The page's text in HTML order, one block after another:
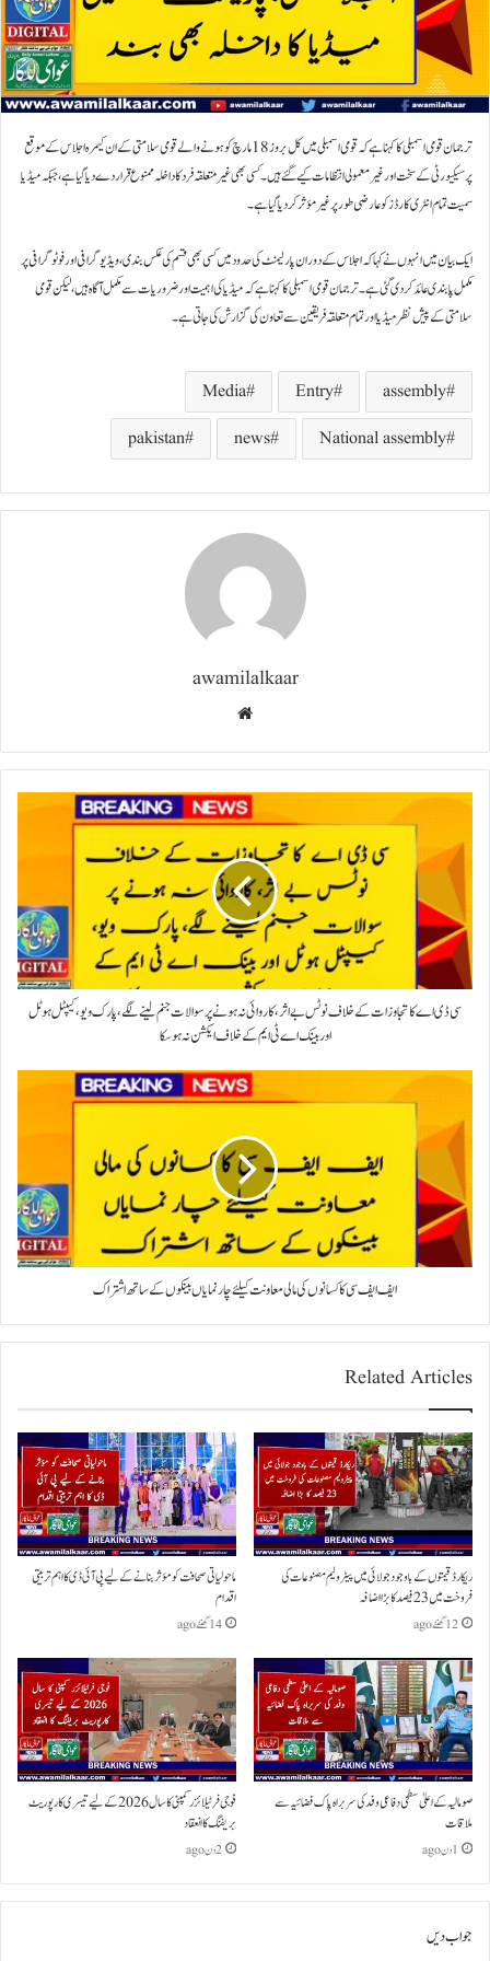
ترجمان قومی اسمبلی کا کہنا ہے کہ قومی اسمبلی میں کل بروز 18 مارچ کو ہونے والے قومی سلامتی کے ان کیمرہ اجلاس کے موقع
پر سیکیورٹی کے سخت اور غیر معمولی انتظامات کیے گئے ہیں۔ کسی بھی غیر متعلقہ فرد کا داخلہ ممنوع قرار دے دیا گیا ہے، جبکہ میڈیا
سمیت تمام انٹری کارڈز کو عارضی طور پر غیر مؤثر کر دیا گیا ہے۔
ایک بیان میں انہوں نے کہا کہ اجلاس کے دوران پارلیمنٹ کی حدود میں کسی بھی قسم کی عکس بندی، ویڈیو گرافی اور فوٹو گرافی پر
مکمل پابندی عائد کر دی گئی ہے۔ترجمان قومی اسمبلی کا کہنا ہے کہ میڈیا کی اہمیت اور ضروریات سے مکمل آگاہ ہیں، لیکن قومی
سلامتی کے پیش نظر میڈیا اور تمام متعلقہ فریقین سے تعاون کی گزارش کی جاتی ہے۔
assembly
Entry
Media
National assembly
news
pakistan
awamilalkaar
سی ڈی اے کا تجاوزات کے خلاف نوٹس بے اثر، کاروائی نہ ہونے پر سوالات جنم لینے لگے، پارک ویو، کیپٹل ہوٹل
اور بینک اے ٹی ایم کے خلاف ایکشن نہ ہو سکا
ایف ایف سی کا کسانوں کی مالی معاونت کیلئے چار نمایاں بینکوں کے ساتھ اشتراک
Related Articles
ریکارڈ قیمتوں کے باوجود جولائی میں پیٹرولیم مصنوعات کی
فروخت میں 23 فیصد کا بڑا اضافہ
12 گھنٹے ago
ماحولیاتی صحافت کو مؤثر بنانے کے لیے پی آئی ڈی کا اہم تربیتی
اقدام
14 گھنٹے ago
صومالیہ کے اعلیٰ سطحی دفاعی وفد کی سربراہ پاک فضائیہ سے
ملاقات
1 دن ago
فوجی فرٹیلائزر کمپنی کا سال 2026 کے لیے تیسری کارپوریٹ
بریفنگ کا انعقاد
2 دن ago
جواب دیں